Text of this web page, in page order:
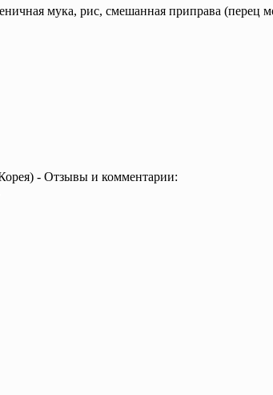
мука, рис, смешанная приправа
- Отзывы и комментарии: